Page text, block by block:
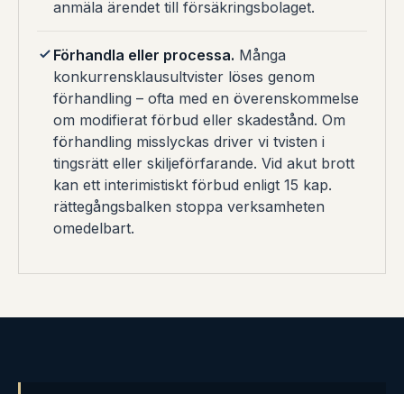
anmäla ärendet till försäkringsbolaget.
Förhandla eller processa. Många
konkurrensklausultvister löses genom
förhandling – ofta med en överenskommelse
om modifierat förbud eller skadestånd. Om
förhandling misslyckas driver vi tvisten i
tingsrätt eller skiljeförfarande. Vid akut brott
kan ett interimistiskt förbud enligt 15 kap.
rättegångsbalken stoppa verksamheten
omedelbart.